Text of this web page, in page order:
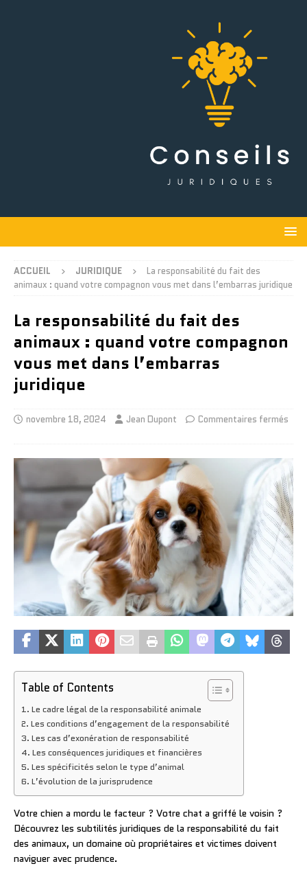
ACCUEIL JURIDIQUE
La responsabilité du fait des
animaux : quand votre compagnon vous met dans l’embarras juridique
La responsabilité du fait des
animaux : quand votre compagnon
vous met dans l’embarras
juridique
novembre 18, 2024 Jean Dupont Commentaires fermés
Table of Contents
Le cadre légal de la responsabilité animale
Les conditions d’engagement de la responsabilité
Les cas d’exonération de responsabilité
Les conséquences juridiques et financières
Les spécificités selon le type d’animal
L’évolution de la jurisprudence
Votre chien a mordu le facteur ? Votre chat a griffé le voisin ?
Découvrez les subtilités juridiques de la responsabilité du fait
des animaux, un domaine où propriétaires et victimes doivent
naviguer avec prudence.